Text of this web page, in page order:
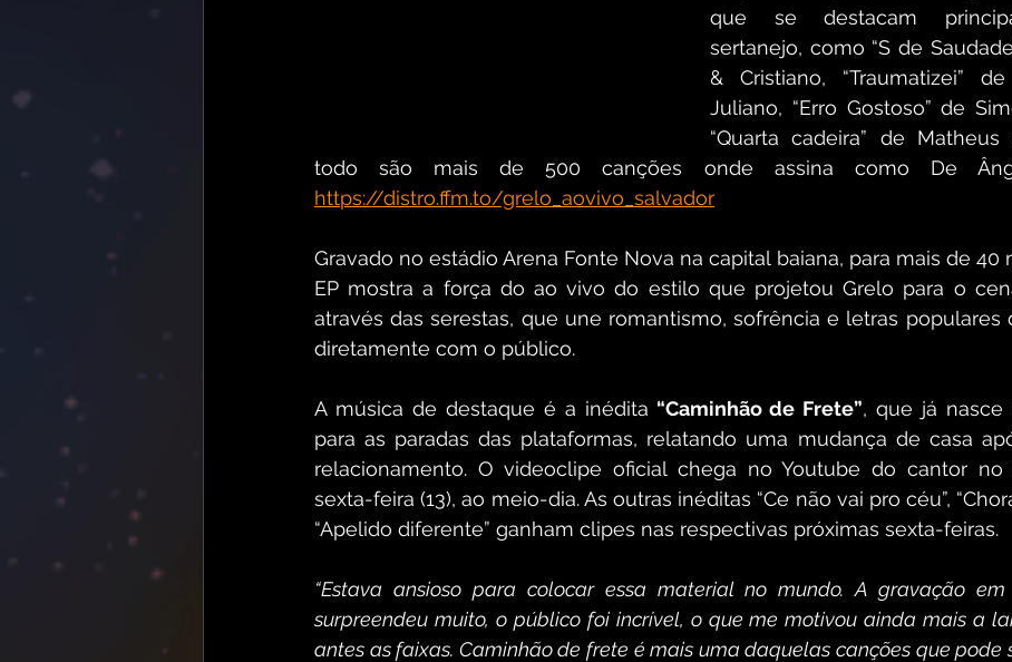
que se destacam
sertanejo, como “S de
& Cristiano, “Traumatizei”
Juliano, “Erro Gostoso” de
“Quarta cadeira” de
https://distro.ffm.to/grelo_aovivo_salvador
Gravado no estádio Arena Fonte Nova na capital baiana, para mais de 40
EP mostra a força do ao vivo do estilo que projetou Grelo para o
através das serestas, que une romantismo, sofrência e letras populares
diretamente com o público.
A música de destaque é a inédita “Caminhão de Frete”, que já nasce
para as paradas das plataformas, relatando uma mudança de casa
relacionamento. O videoclipe oficial chega no Youtube do cantor no
sexta-feira (13), ao meio-dia. As outras inéditas “Ce não vai pro céu”,
“Apelido diferente” ganham clipes nas respectivas próximas sexta-feiras.
“Estava ansioso para colocar essa material no mundo. A gravação
surpreendeu muito, o público foi incrível, o que me motivou ainda mais a
antes as faixas. Caminhão de frete é mais uma daquelas canções que pode